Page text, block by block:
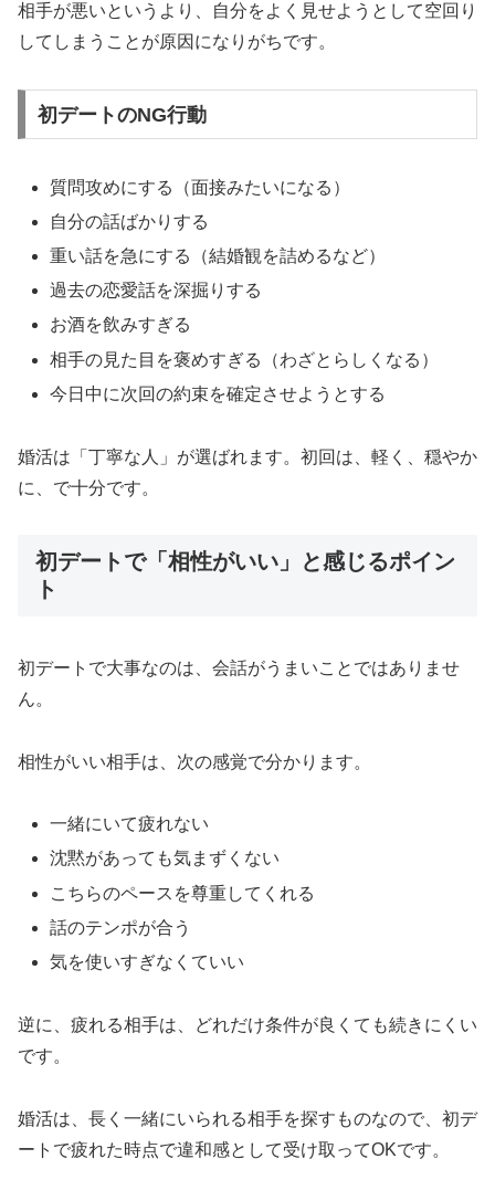
相手が悪いというより、自分をよく見せようとして空回り
してしまうことが原因になりがちです。
初デートのNG行動
質問攻めにする（面接みたいになる）
自分の話ばかりする
重い話を急にする（結婚観を詰めるなど）
過去の恋愛話を深掘りする
お酒を飲みすぎる
相手の見た目を褒めすぎる（わざとらしくなる）
今日中に次回の約束を確定させようとする
婚活は「丁寧な人」が選ばれます。初回は、軽く、穏やか
に、で十分です。
初デートで「相性がいい」と感じるポイン
ト
初デートで大事なのは、会話がうまいことではありませ
ん。
相性がいい相手は、次の感覚で分かります。
一緒にいて疲れない
沈黙があっても気まずくない
こちらのペースを尊重してくれる
話のテンポが合う
気を使いすぎなくていい
逆に、疲れる相手は、どれだけ条件が良くても続きにくい
です。
婚活は、長く一緒にいられる相手を探すものなので、初デ
ートで疲れた時点で違和感として受け取ってOKです。